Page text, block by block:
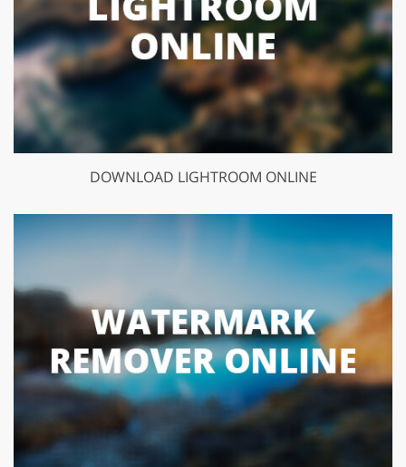
DOWNLOAD LIGHTROOM ONLINE